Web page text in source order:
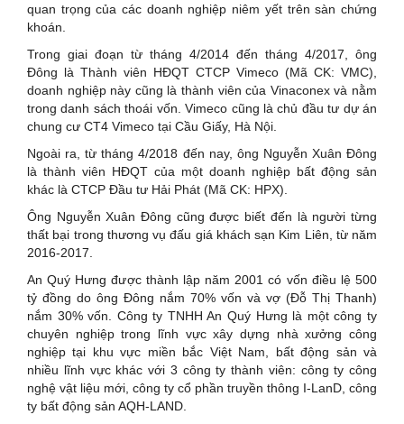
quan trọng của các doanh nghiệp niêm yết trên sàn chứng
khoán.
Trong giai đoạn từ tháng 4/2014 đến tháng 4/2017, ông
Đông là Thành viên HĐQT CTCP Vimeco (Mã CK: VMC),
doanh nghiệp này cũng là thành viên của Vinaconex và nằm
trong danh sách thoái vốn. Vimeco cũng là chủ đầu tư dự án
chung cư CT4 Vimeco tại Cầu Giấy, Hà Nội.
Ngoài ra, từ tháng 4/2018 đến nay, ông Nguyễn Xuân Đông
là thành viên HĐQT của một doanh nghiệp bất động sản
khác là CTCP Đầu tư Hải Phát (Mã CK: HPX).
Ông Nguyễn Xuân Đông cũng được biết đến là người từng
thất bại trong thương vụ đấu giá khách sạn Kim Liên, từ năm
2016-2017.
An Quý Hưng được thành lập năm 2001 có vốn điều lệ 500
tỷ đồng do ông Đông nắm 70% vốn và vợ (Đỗ Thị Thanh)
nắm 30% vốn. Công ty TNHH An Quý Hưng là một công ty
chuyên nghiệp trong lĩnh vực xây dựng nhà xưởng công
nghiệp tại khu vực miền bắc Việt Nam, bất động sản và
nhiều lĩnh vực khác với 3 công ty thành viên: công ty công
nghệ vật liệu mới, công ty cổ phần truyền thông I-LanD, công
ty bất động sản AQH-LAND.